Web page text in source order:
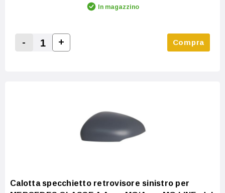
In magazzino
Decrease Quantity:
-
Increase Quantity:
+ Compra
Calotta specchietto retrovisore sinistro per